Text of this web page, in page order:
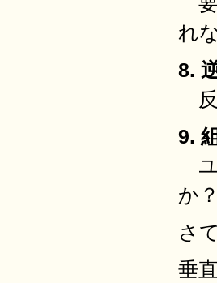
れ
8.
反
9.
ユ
か？
さ
垂